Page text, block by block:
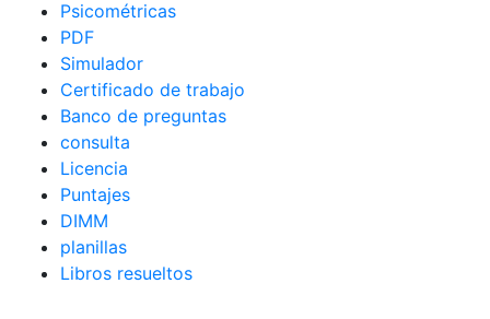
Psicométricas
PDF
Simulador
Certificado de trabajo
Banco de preguntas
consulta
Licencia
Puntajes
DIMM
planillas
Libros resueltos